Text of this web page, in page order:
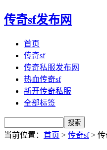
传奇sf发布网
首页
传奇sf
传奇私服发布网
热血传奇sf
新开传奇私服
全部标签
当前位置： 首页 > 传奇sf> 传